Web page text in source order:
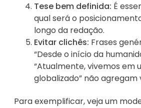
Tese bem definida: É
qual será o
longo da redação.
Evitar clichês: Frases
“Desde o início da
“Atualmente, vivemos em
globalizado” não agregam
Para exemplificar, veja um